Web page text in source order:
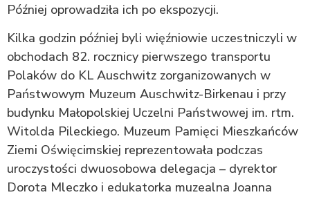
Później oprowadziła ich po ekspozycji.
Kilka godzin później byli więźniowie uczestniczyli w
obchodach 82. rocznicy pierwszego transportu
Polaków do KL Auschwitz zorganizowanych w
Państwowym Muzeum Auschwitz-Birkenau i przy
budynku Małopolskiej Uczelni Państwowej im. rtm.
Witolda Pileckiego. Muzeum Pamięci Mieszkańców
Ziemi Oświęcimskiej reprezentowała podczas
uroczystości dwuosobowa delegacja – dyrektor
Dorota Mleczko i edukatorka muzealna Joanna